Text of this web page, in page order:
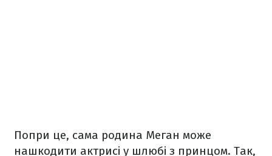
Попри це, сама родина Меган може
нашкодити актрисі у шлюбі з принцом. Так,